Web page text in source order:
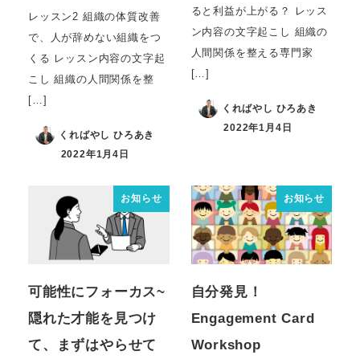
レッスン2 組織の体質改善
で、人が辞めない組織をつ
くる レッスン内容の文字起
こし 組織の人間関係を整
[…]
くればやし ひろあき
2022年1月4日
ると利益が上がる？ レッス
ン内容の文字起こし 組織の
人間関係を整える専門家
[…]
くればやし ひろあき
2022年1月4日
お知らせ
可能性にフォーカス~
隠れた才能を見つけ
て、まずはやらせて
お知らせ
自分発見！
Engagement Card
Workshop